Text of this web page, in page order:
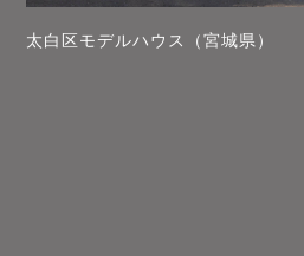
太白区モデルハウス（宮城県）